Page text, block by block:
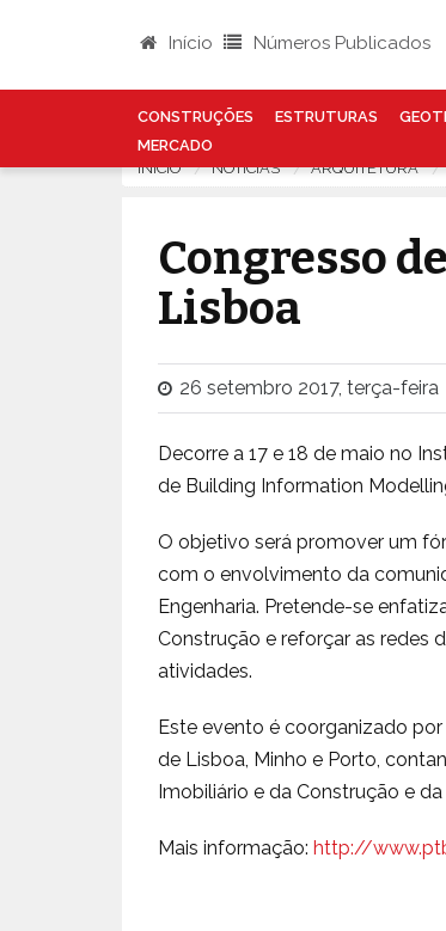
Início Números Publicados
CONSTRUÇÕES ESTRUTURAS
MERCADO
INÍCIO NOTÍCIAS ARQUITETURA
Congresso
Lisboa
26 setembro 2017, terça-feira
Decorre a 17 e 18 de maio no
de Building Information
O objetivo será promover um
com o envolvimento da
Engenharia. Pretende-se
Construção e reforçar as redes
atividades.
Este evento é coorganizado
de Lisboa, Minho e Porto,
Imobiliário e da Construção e
Mais informação: http://